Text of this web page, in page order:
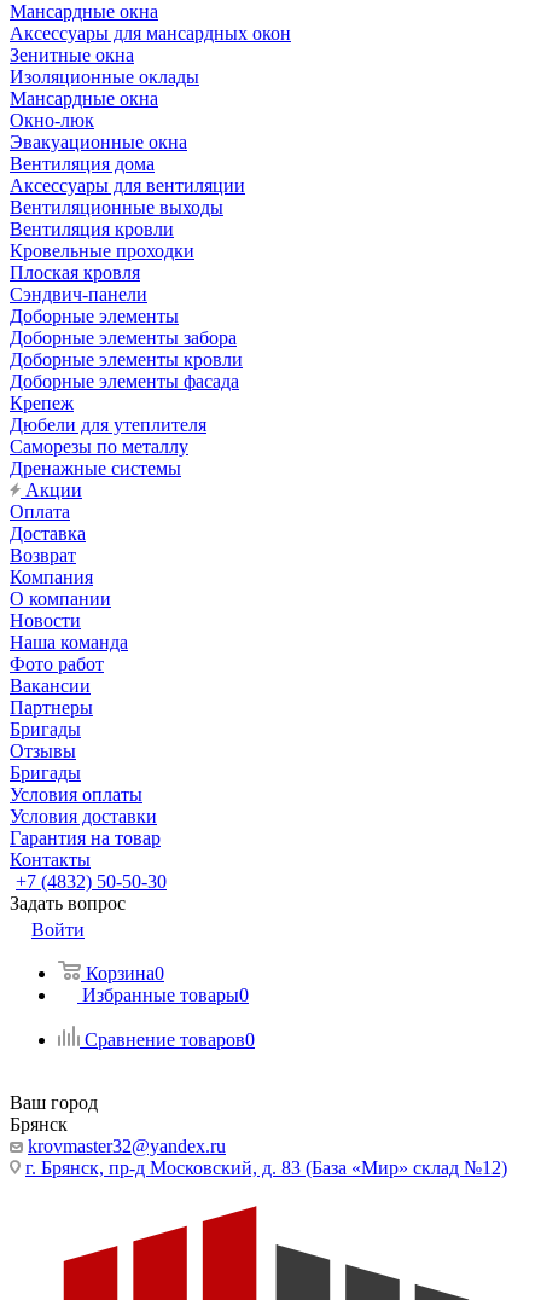
Мансардные окна
Аксессуары для мансардных окон
Зенитные окна
Изоляционные оклады
Мансардные окна
Окно-люк
Эвакуационные окна
Вентиляция дома
Аксессуары для вентиляции
Вентиляционные выходы
Вентиляция кровли
Кровельные проходки
Плоская кровля
Сэндвич-панели
Доборные элементы
Доборные элементы забора
Доборные элементы кровли
Доборные элементы фасада
Крепеж
Дюбели для утеплителя
Саморезы по металлу
Дренажные системы
Акции
Оплата
Доставка
Возврат
Компания
О компании
Новости
Наша команда
Фото работ
Вакансии
Партнеры
Бригады
Отзывы
Бригады
Условия оплаты
Условия доставки
Гарантия на товар
Контакты
+7 (4832) 50-50-30
Задать вопрос
Войти
Корзина0
Избранные товары0
Сравнение товаров0
Ваш город
Брянск
krovmaster32@yandex.ru
г. Брянск, пр-д Московский, д. 83 (База «Мир» склад №12)